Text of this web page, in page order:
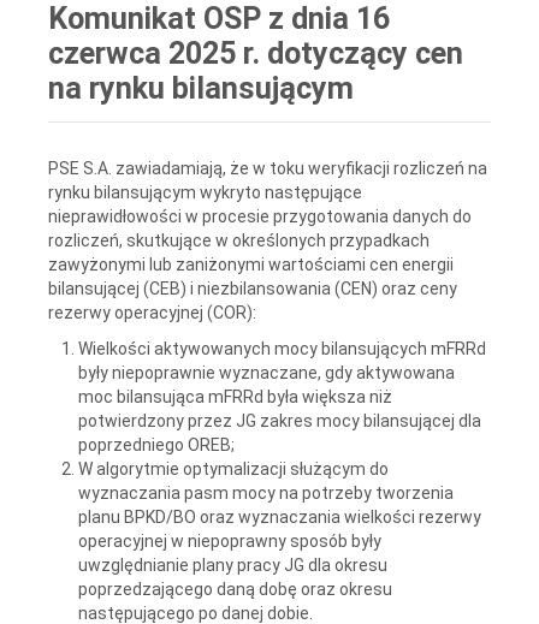
Komunikat OSP z dnia 16
czerwca 2025 r. dotyczący cen
na rynku bilansującym
PSE S.A. zawiadamiają, że w toku weryfikacji rozliczeń na
rynku bilansującym wykryto następujące
nieprawidłowości w procesie przygotowania danych do
rozliczeń, skutkujące w określonych przypadkach
zawyżonymi lub zaniżonymi wartościami cen energii
bilansującej (CEB) i niezbilansowania (CEN) oraz ceny
rezerwy operacyjnej (COR):
Wielkości aktywowanych mocy bilansujących mFRRd
były niepoprawnie wyznaczane, gdy aktywowana
moc bilansująca mFRRd była większa niż
potwierdzony przez JG zakres mocy bilansującej dla
poprzedniego OREB;
W algorytmie optymalizacji służącym do
wyznaczania pasm mocy na potrzeby tworzenia
planu BPKD/BO oraz wyznaczania wielkości rezerwy
operacyjnej w niepoprawny sposób były
uwzględnianie plany pracy JG dla okresu
poprzedzającego daną dobę oraz okresu
następującego po danej dobie.